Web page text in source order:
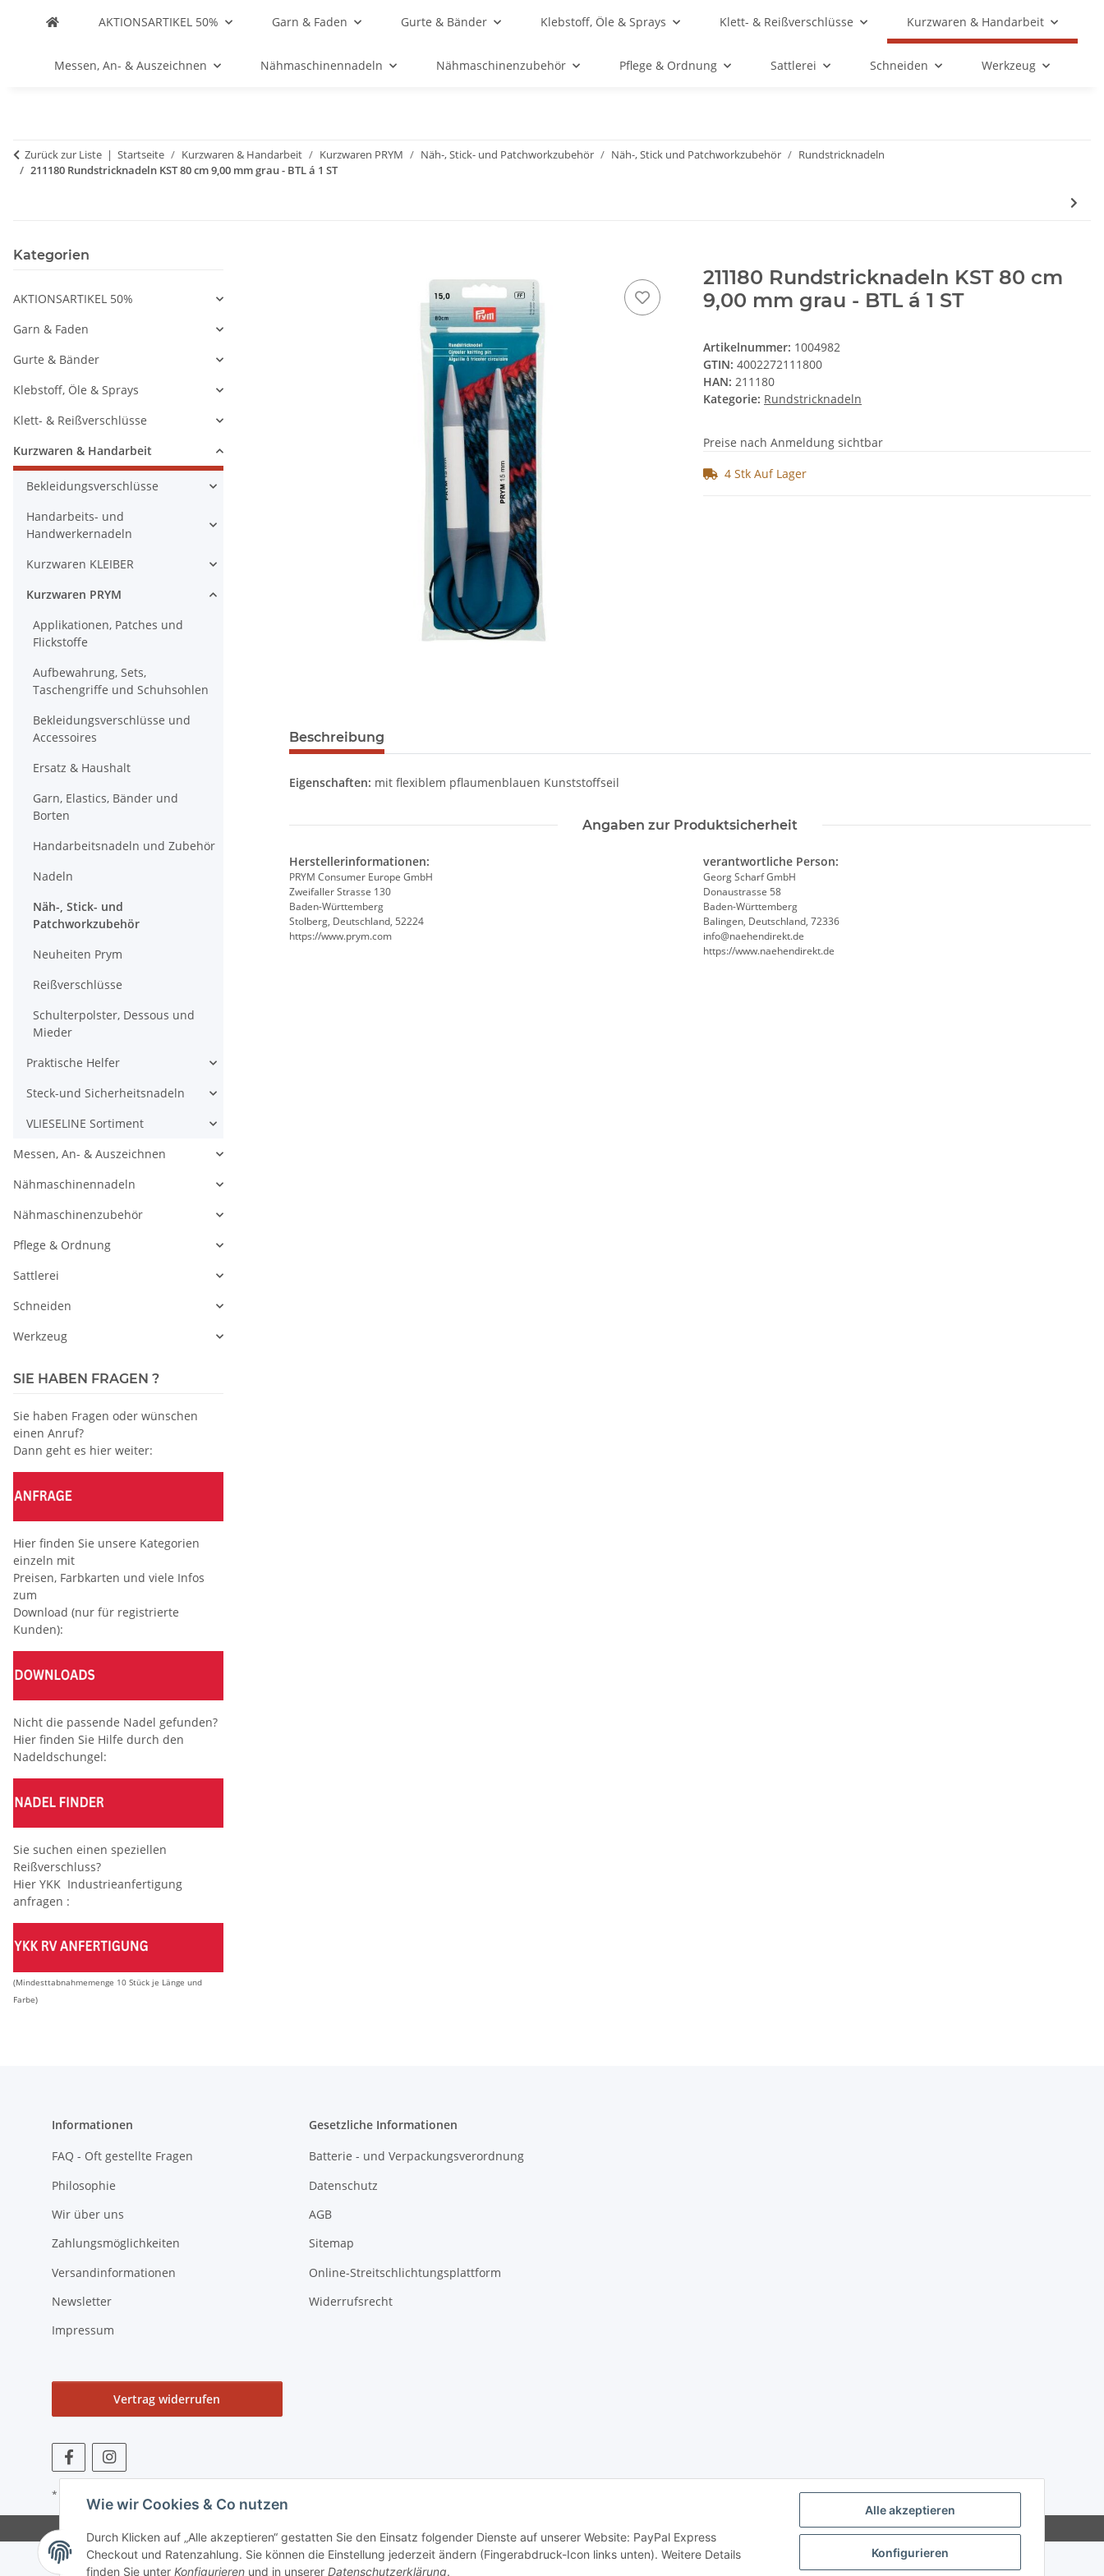
Alle akzeptieren
Konfigurieren
Wie wir Cookies & Co nutzen
Durch Klicken auf „Alle akzeptieren“ gestatten Sie den Einsatz folgender Dienste auf unserer Website: PayPal Express
Checkout und Ratenzahlung. Sie können die Einstellung jederzeit ändern (Fingerabdruck-Icon links unten). Weitere Details
finden Sie unter Konfigurieren und in unserer Datenschutzerklärung.
AKTIONSARTIKEL 50% Garn & Faden Gurte & Bänder Klebstoff, Öle & Sprays Klett- & Reißverschlüsse Kurzwaren & Handarbeit
Messen, An- & Auszeichnen Nähmaschinennadeln Nähmaschinenzubehör Pflege & Ordnung Sattlerei Schneiden Werkzeug
Zurück zur Liste Startseite Kurzwaren & Handarbeit Kurzwaren PRYM Näh-, Stick- und Patchworkzubehör Näh-, Stick und Patchworkzubehör
Rundstricknadeln
211180 Rundstricknadeln KST 80 cm 9,00 mm grau - BTL á 1 ST
211180 Rundstricknadeln KST 80 cm
9,00 mm grau - BTL á 1 ST
Artikelnummer: 1004982
GTIN: 4002272111800
HAN: 211180
Kategorie: Rundstricknadeln
Preise nach Anmeldung sichtbar
4 Stk Auf Lager
Beschreibung
Eigenschaften: mit flexiblem pflaumenblauen Kunststoffseil
Angaben zur Produktsicherheit
Herstellerinformationen:
PRYM Consumer Europe GmbH
Zweifaller Strasse 130
Baden-Württemberg
Stolberg, Deutschland, 52224
https://www.prym.com
verantwortliche Person:
Georg Scharf GmbH
Donaustrasse 58
Baden-Württemberg
Balingen, Deutschland, 72336
info@naehendirekt.de
https://www.naehendirekt.de
Kategorien
AKTIONSARTIKEL 50%
Garn & Faden
Gurte & Bänder
Klebstoff, Öle & Sprays
Klett- & Reißverschlüsse
Kurzwaren & Handarbeit
Bekleidungsverschlüsse
Handarbeits- und
Handwerkernadeln
Kurzwaren KLEIBER
Kurzwaren PRYM
Applikationen, Patches und
Flickstoffe
Aufbewahrung, Sets,
Taschengriffe und Schuhsohlen
Bekleidungsverschlüsse und
Accessoires
Ersatz & Haushalt
Garn, Elastics, Bänder und
Borten
Handarbeitsnadeln und Zubehör
Nadeln
Näh-, Stick- und
Patchworkzubehör
Neuheiten Prym
Reißverschlüsse
Schulterpolster, Dessous und
Mieder
Praktische Helfer
Steck-und Sicherheitsnadeln
VLIESELINE Sortiment
Messen, An- & Auszeichnen
Nähmaschinennadeln
Nähmaschinenzubehör
Pflege & Ordnung
Sattlerei
Schneiden
Werkzeug
SIE HABEN FRAGEN ?
Sie haben Fragen oder wünschen
einen Anruf?
Dann geht es hier weiter:
Hier finden Sie unsere Kategorien
einzeln mit
Preisen, Farbkarten und viele Infos
zum
Download (nur für registrierte
Kunden):
Nicht die passende Nadel gefunden?
Hier finden Sie Hilfe durch den
Nadeldschungel:
Sie suchen einen speziellen
Reißverschluss?
Hier YKK Industrieanfertigung
anfragen :
(Mindesttabnahmemenge 10 Stück je Länge und
Farbe)
Informationen
FAQ - Oft gestellte Fragen
Philosophie
Wir über uns
Zahlungsmöglichkeiten
Versandinformationen
Newsletter
Impressum
Gesetzliche Informationen
Batterie - und Verpackungsverordnung
Datenschutz
AGB
Sitemap
Online-Streitschlichtungsplattform
Widerrufsrecht
Vertrag widerrufen
* Alle Preise zzgl. gesetzlicher USt., zzgl.